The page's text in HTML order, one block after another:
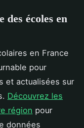
écoles en
en France
pour
et actualisées sur
Découvrez les
région pour
données